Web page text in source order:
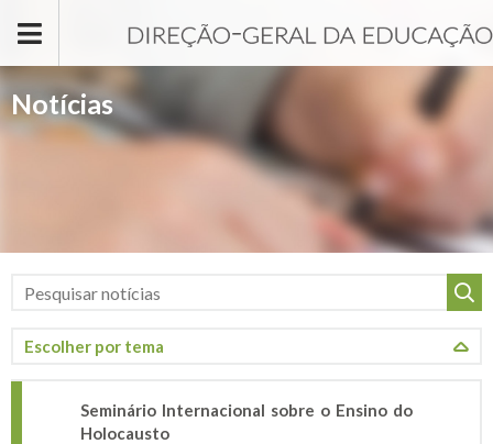
Notícias
Seminário Internacional sobre o Ensino do
Holocausto